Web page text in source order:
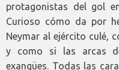
protagonistas del gol
Curioso cómo da por
Neymar al ejército culé,
y como si las arcas
exangües. Todas las